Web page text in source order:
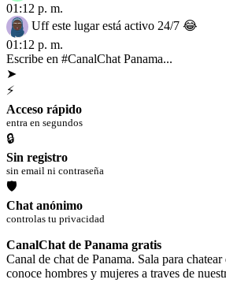
01:12 p. m.
Uff este lugar está activo 24/7 😂
01:12 p. m.
Escribe en #CanalChat Panama...
➤
⚡
Acceso rápido
entra en segundos
🔒
Sin registro
sin email ni contraseña
🛡
Chat anónimo
controlas tu privacidad
CanalChat de Panama gratis
Canal de chat de Panama. Sala para chatear
conoce hombres y mujeres a traves de